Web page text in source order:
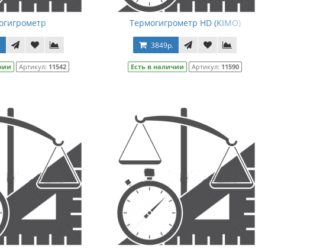
потока)
Артикул: 11542
Термогигрометр HD (KIMO)
3849р.
Есть в наличии Артикул: 11590